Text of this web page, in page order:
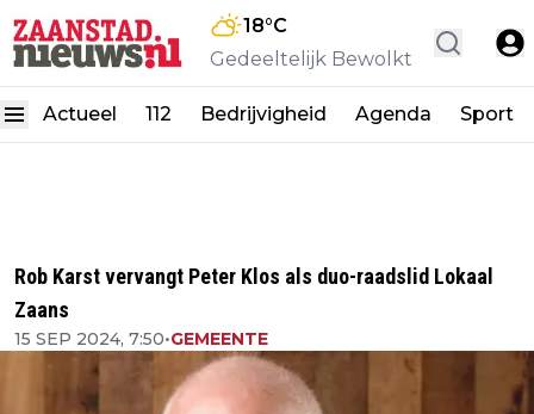
18°C
Gedeeltelijk Bewolkt
Actueel 112 Bedrijvigheid Agenda Sport
Rob Karst vervangt Peter Klos als duo-raadslid Lokaal
Zaans
15 SEP 2024, 7:50•GEMEENTE